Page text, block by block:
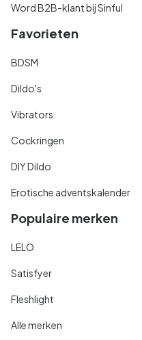
Word B2B-klant bij Sinful
Favorieten
BDSM
Dildo's
Vibrators
Cockringen
DIY Dildo
Erotische adventskalender
Populaire merken
LELO
Satisfyer
Fleshlight
Alle merken